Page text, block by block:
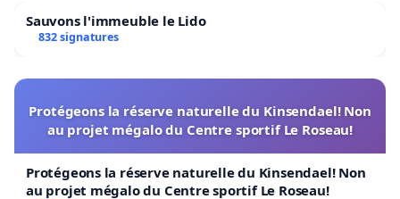
Sauvons l'immeuble le Lido
832 signatures
Protégeons la réserve naturelle du Kinsendael! Non
au projet mégalo du Centre sportif Le Roseau!
Protégeons la réserve naturelle du Kinsendael! Non
au projet mégalo du Centre sportif Le Roseau!